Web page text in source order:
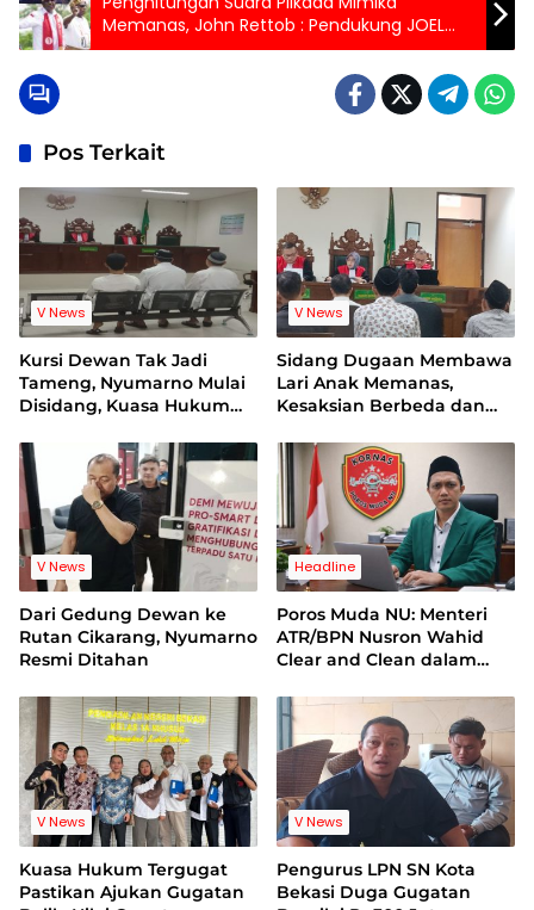
Memanas, John Rettob : Pendukung JOEL
Jaga Persatuan Jangan Terpancing
Pos Terkait
V News
Kursi Dewan Tak Jadi
Tameng, Nyumarno Mulai
Disidang, Kuasa Hukum
Hukum Bebas Intervensi
V News
Sidang Dugaan Membawa
Lari Anak Memanas,
Kesaksian Berbeda dan
V News
Dari Gedung Dewan ke
Rutan Cikarang, Nyumarno
Resmi Ditahan
Headline
Poros Muda NU: Menteri
ATR/BPN Nusron Wahid
Clear and Clean dalam
Kuansing
V News
Kuasa Hukum Tergugat
Pastikan Ajukan Gugatan
V News
Pengurus LPN SN Kota
Bekasi Duga Gugatan